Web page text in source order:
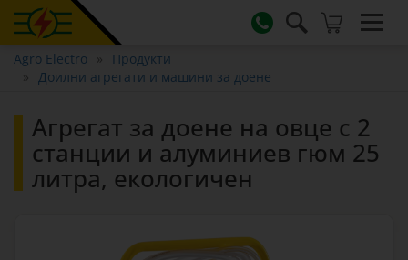
Agro Electro
Продукти
Доилни агрегати и машини за доене
Агрегат за доене на овце с 2
станции и алуминиев гюм 25
литра, екологичен